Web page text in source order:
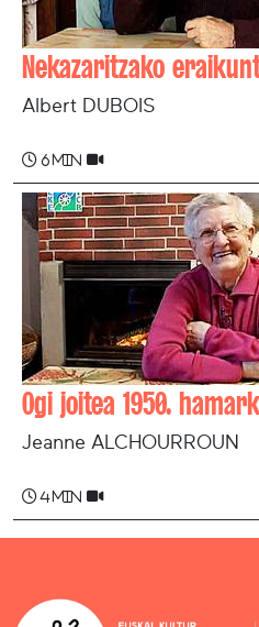
Nekazaritzako
Albert DUBOIS
6 min
Ogi joitea 1950.
Jeanne ALCHOURROUN
4 min